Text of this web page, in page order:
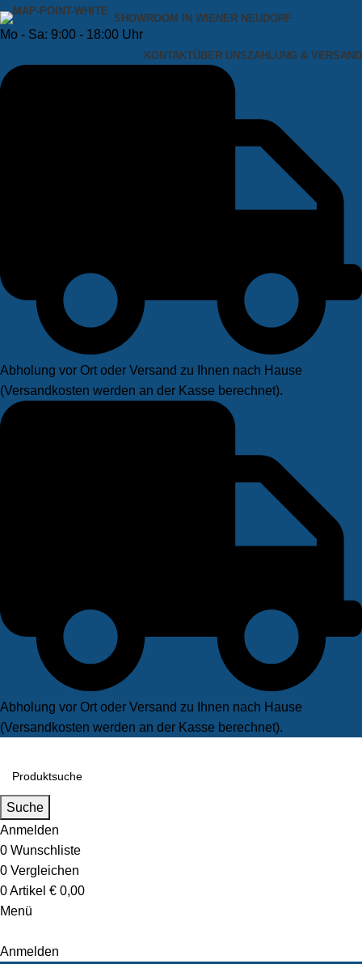
SHOWROOM IN WIENER NEUDORF
Mo - Sa: 9:00 - 18:00 Uhr
KONTAKTÜBER UNSZAHLUNG & VERSAND
Abholung vor Ort oder Versand zu Ihnen nach Hause
(Versandkosten werden an der Kasse berechnet).
Abholung vor Ort oder Versand zu Ihnen nach Hause
(Versandkosten werden an der Kasse berechnet).
Suche
Anmelden
0 Wunschliste
0 Vergleichen
0Artikel € 0,00
Menü
Anmelden